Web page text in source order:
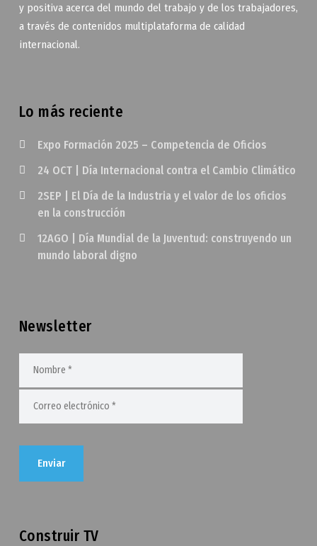
y positiva acerca del mundo del trabajo y de los trabajadores,
a través de contenidos multiplataforma de calidad
internacional.
Lo más reciente
Expo Formación 2025 – Competencia de Oficios
24 OCT | Día Internacional contra el Cambio Climático
2SEP | El Día de la Industria y el valor de los oficios
en la construcción
12AGO | Día Mundial de la Juventud: construyendo un
mundo laboral digno
Newsletter
Construir TV